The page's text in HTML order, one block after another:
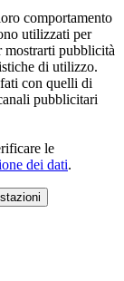
comportamento
utilizzati per
mostrarti pubblicità
di utilizzo.
con quelli di
pubblicitari
le
dei dati.